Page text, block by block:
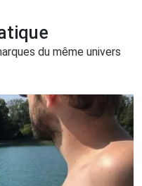
du même univers